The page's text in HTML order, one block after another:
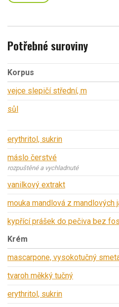
Potřebné suroviny
Korpus
vejce slepičí střední, m
sůl
erythritol, sukrin
máslo čerstvé
rozpuštěné a vychladnuté
vanilkový extrakt
mouka mandlová z mandlových
kypřící prášek do pečiva bez
Krém
mascarpone, vysokotučný
tvaroh měkký tučný
erythritol, sukrin